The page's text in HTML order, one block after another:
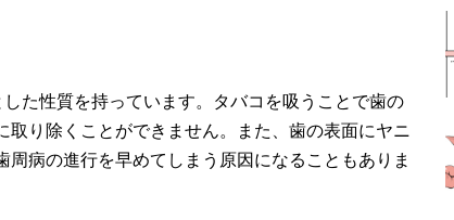
た性質を持っています。タバコを吸うことで歯の
り除くことができません。また、歯の表面にヤニ
病の進行を早めてしまう原因になることもありま